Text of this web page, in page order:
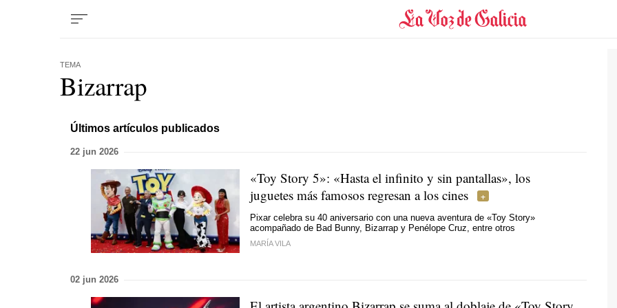
TEMA
Bizarrap
Últimos artículos publicados
22 jun 2026
«Toy Story 5»: «Hasta el infinito y sin pantallas», los
juguetes más famosos regresan a los cines
Pixar celebra su 40 aniversario con una nueva aventura de «Toy Story»
acompañado de Bad Bunny, Bizarrap y Penélope Cruz, entre otros
MARÍA VILA
02 jun 2026